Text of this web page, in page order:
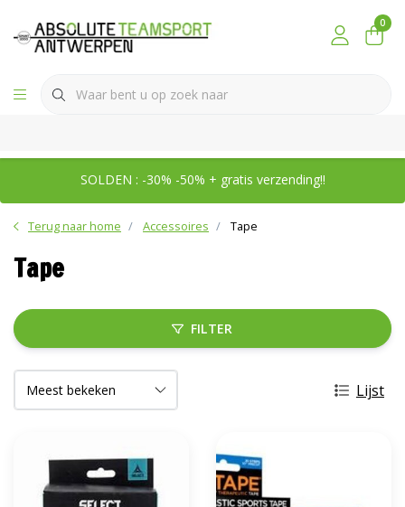
0
SOLDEN : -30% -50% + gratis verzending!!
Terug naar home Accessoires Tape
Tape
FILTER
Lijst